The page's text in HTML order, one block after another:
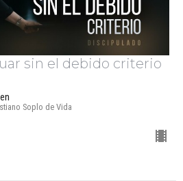
sin el debido criterio
Soplo de Vida